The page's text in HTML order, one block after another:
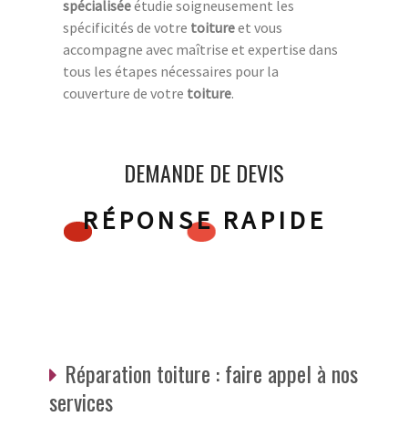
spécialiséeétudie soigneusement les
spécificités de votre toitureet vous
accompagne avec maîtrise et expertise dans
tous les étapes nécessaires pour la
couverture de votre toiture.
DEMANDE DE DEVIS
RÉPONSE RAPIDE
Réparation toiture : faire appel à nos
services